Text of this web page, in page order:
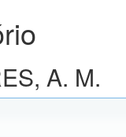
A. M.